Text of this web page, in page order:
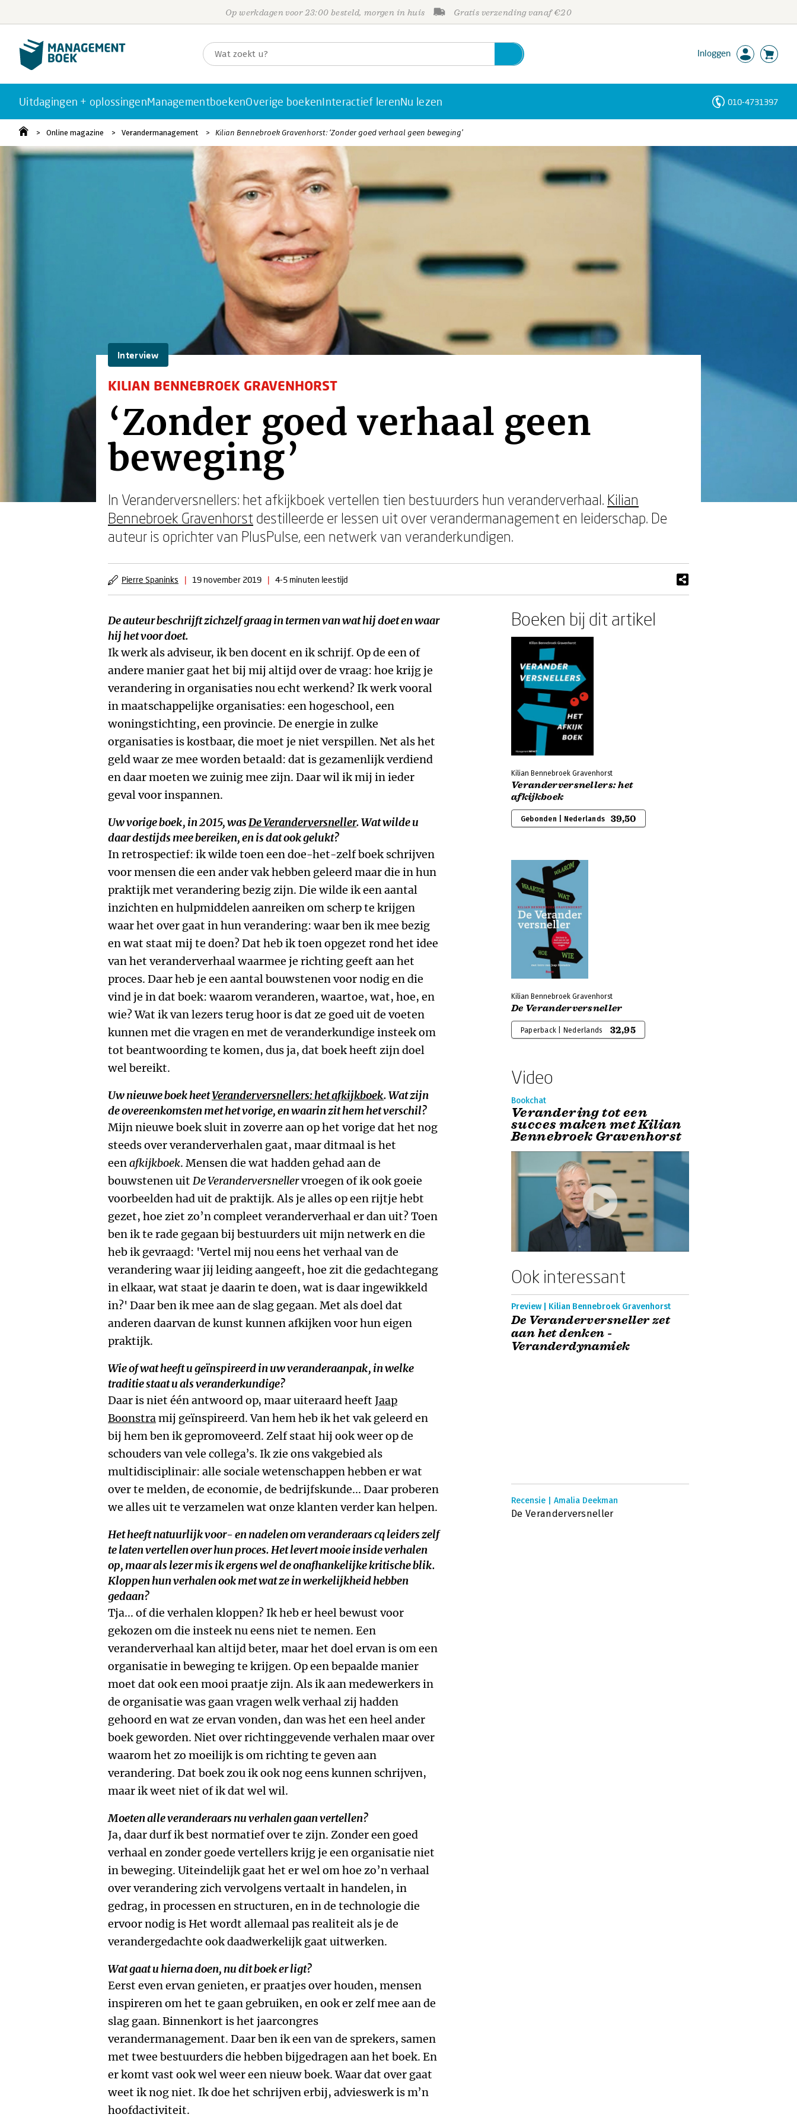
Op werkdagen voor 23:00 besteld, morgen in huis Gratis verzending vanaf €20
Inloggen
Uitdagingen + oplossingenManagementboekenOverige boekenInteractief lerenNu lezen 010-4731397
Online magazine Verandermanagement Kilian Bennebroek Gravenhorst: ‘Zonder goed verhaal geen beweging’
Interview
KILIAN BENNEBROEK GRAVENHORST
‘Zonder goed verhaal geen
beweging’
In Veranderversnellers: het afkijkboek vertellen tien bestuurders hun veranderverhaal. Kilian
Bennebroek Gravenhorst destilleerde er lessen uit over verandermanagement en leiderschap. De
auteur is oprichter van PlusPulse, een netwerk van veranderkundigen.
Pierre Spaninks | 19 november 2019 | 4-5 minuten leestijd
De auteur beschrijft zichzelf graag in termen van wat hij doet en waar
hij het voor doet.
Ik werk als adviseur, ik ben docent en ik schrijf. Op de een of
andere manier gaat het bij mij altijd over de vraag: hoe krijg je
verandering in organisaties nou echt werkend? Ik werk vooral
in maatschappelijke organisaties: een hogeschool, een
woningstichting, een provincie. De energie in zulke
organisaties is kostbaar, die moet je niet verspillen. Net als het
geld waar ze mee worden betaald: dat is gezamenlijk verdiend
en daar moeten we zuinig mee zijn. Daar wil ik mij in ieder
geval voor inspannen.
Uw vorige boek, in 2015, wasDe Veranderversneller.Wat wilde u
daar destijds mee bereiken, en is dat ook gelukt?
In retrospectief: ik wilde toen een doe-het-zelf boek schrijven
voor mensen die een ander vak hebben geleerd maar die in hun
praktijk met verandering bezig zijn. Die wilde ik een aantal
inzichten en hulpmiddelen aanreiken om scherp te krijgen
waar het over gaat in hun verandering: waar ben ik mee bezig
en wat staat mij te doen? Dat heb ik toen opgezet rond het idee
van het veranderverhaal waarmee je richting geeft aan het
proces. Daar heb je een aantal bouwstenen voor nodig en die
vind je in dat boek: waarom veranderen, waartoe, wat, hoe, en
wie? Wat ik van lezers terug hoor is dat ze goed uit de voeten
kunnen met die vragen en met de veranderkundige insteek om
tot beantwoording te komen, dus ja, dat boek heeft zijn doel
wel bereikt.
Uw nieuwe boek heetVeranderversnellers: het afkijkboek. Wat zijn
de overeenkomsten met het vorige, en waarin zit hem het verschil?
Mijn nieuwe boek sluit in zoverre aan op het vorige dat het nog
steeds over veranderverhalen gaat, maar ditmaal is het
eenafkijkboek. Mensen die wat hadden gehad aan de
bouwstenen uit De Veranderversnellervroegen of ik ook goeie
voorbeelden had uit de praktijk. Als je alles op een rijtje hebt
gezet, hoe ziet zo’n compleet veranderverhaal er dan uit? Toen
ben ik te rade gegaan bij bestuurders uit mijn netwerk en die
heb ik gevraagd: 'Vertel mij nou eens het verhaal van de
verandering waar jij leiding aangeeft, hoe zit die gedachtegang
in elkaar, wat staat je daarin te doen, wat is daar ingewikkeld
in?' Daar ben ik mee aan de slag gegaan. Met als doel dat
anderen daarvan de kunst kunnen afkijken voor hun eigen
praktijk.
Wie of wat heeft u geïnspireerd in uw veranderaanpak, in welke
traditie staat u als veranderkundige?
Daar is niet één antwoord op, maar uiteraard heeft Jaap
Boonstramij geïnspireerd. Van hem heb ik het vak geleerd en
bij hem ben ik gepromoveerd. Zelf staat hij ook weer op de
schouders van vele collega’s. Ik zie ons vakgebied als
multidisciplinair: alle sociale wetenschappen hebben er wat
over te melden, de economie, de bedrijfskunde... Daar proberen
we alles uit te verzamelen wat onze klanten verder kan helpen.
Het heeft natuurlijk voor- en nadelen om veranderaars cq leiders zelf
te laten vertellen over hun proces. Het levert mooie inside verhalen
op, maar als lezer mis ik ergens wel de onafhankelijke kritische blik.
Kloppen hun verhalen ook met wat ze in werkelijkheid hebben
gedaan?
Tja... of die verhalen kloppen? Ik heb er heel bewust voor
gekozen om die insteek nu eens niet te nemen. Een
veranderverhaal kan altijd beter, maar het doel ervan is om een
organisatie in beweging te krijgen. Op een bepaalde manier
moet dat ook een mooi praatje zijn. Als ik aan medewerkers in
de organisatie was gaan vragen welk verhaal zij hadden
gehoord en wat ze ervan vonden, dan was het een heel ander
boek geworden. Niet over richtinggevende verhalen maar over
waarom het zo moeilijk is om richting te geven aan
verandering. Dat boek zou ik ook nog eens kunnen schrijven,
maar ik weet niet of ik dat wel wil.
Moeten alle veranderaars nu verhalen gaan vertellen?
Ja, daar durf ik best normatief over te zijn. Zonder een goed
verhaal en zonder goede vertellers krijg je een organisatie niet
in beweging. Uiteindelijk gaat het er wel om hoe zo’n verhaal
over verandering zich vervolgens vertaalt in handelen, in
gedrag, in processen en structuren, en in de technologie die
ervoor nodig is Het wordt allemaal pas realiteit als je de
verandergedachte ook daadwerkelijk gaat uitwerken.
Wat gaat u hierna doen, nu dit boek er ligt?
Eerst even ervan genieten, er praatjes over houden, mensen
inspireren om het te gaan gebruiken, en ook er zelf mee aan de
slag gaan. Binnenkort is het jaarcongres
verandermanagement. Daar ben ik een van de sprekers, samen
met twee bestuurders die hebben bijgedragen aan het boek. En
er komt vast ook wel weer een nieuw boek. Waar dat over gaat
weet ik nog niet. Ik doe het schrijven erbij, advieswerk is m’n
hoofdactiviteit.
Boeken bij dit artikel
Kilian Bennebroek Gravenhorst
Veranderversnellers: het
afkijkboek
Gebonden | Nederlands 39,50
Kilian Bennebroek Gravenhorst
De Veranderversneller
Paperback | Nederlands 32,95
Video
Bookchat
Verandering tot een
succes maken met Kilian
Bennebroek Gravenhorst
Ook interessant
Preview | Kilian Bennebroek Gravenhorst
De Veranderversneller zet
aan het denken -
Veranderdynamiek
Recensie | Amalia Deekman
De Veranderversneller
Personen